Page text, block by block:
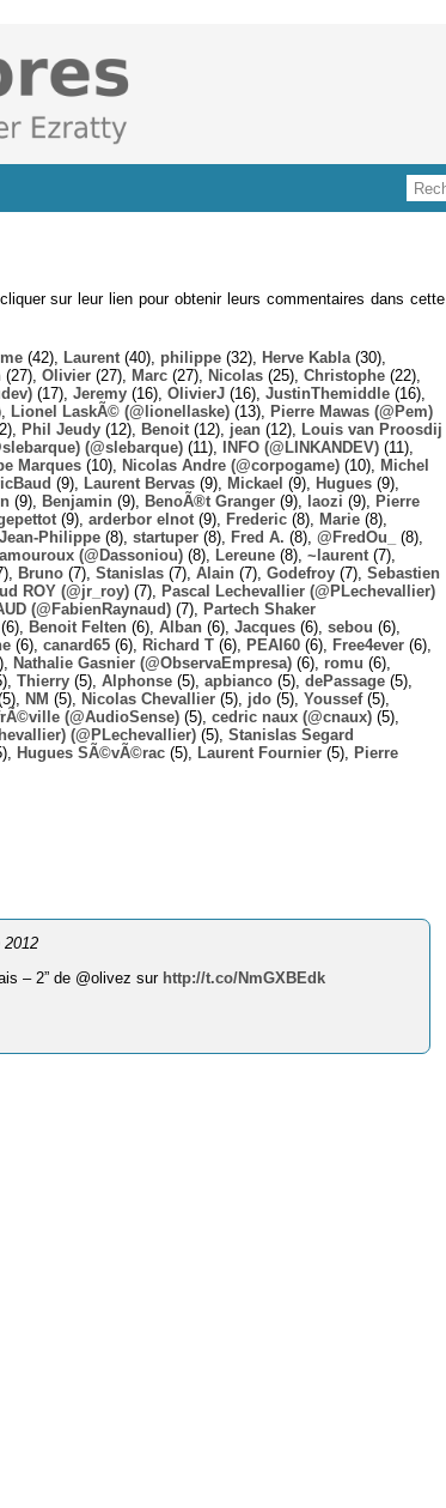
sur leur lien pour obtenir leurs commentaires dans cette
(42), Laurent (40), philippe (32), Herve Kabla (30),
(27), Olivier (27), Marc (27), Nicolas (25), Christophe (22),
(17), Jeremy (16), OlivierJ (16), JustinThemiddle (16),
Lionel LaskÃ© (@lionellaske) (13),
Pierre Mawas (@Pem)
Phil Jeudy (12), Benoit (12), jean (12),
Louis van Proosdij
(@slebarque) (11), INFO (@LINKANDEV) (11),
Marques (10), Nicolas Andre (@corpogame) (10),
Michel
(9), Laurent Bervas (9), Mickael (9), Hugues (9),
(9), Benjamin (9), BenoÃ®t Granger (9), laozi (9),
Pierre
(9), arderbor elnot (9), Frederic (8), Marie (8),
Jean-Philippe (8), startuper (8), Fred A. (8), @FredOu_
(8),
(@Dassoniou) (8), Lereune (8), ~laurent (7),
Bruno (7), Stanislas (7), Alain (7), Godefroy (7), Sebastien
ROY (@jr_roy) (7),
Pascal Lechevallier (@PLechevallier)
(@FabienRaynaud) (7),
Partech Shaker
(6), Benoit Felten (6), Alban (6), Jacques (6), sebou (6),
(6), canard65 (6), Richard T (6), PEAI60 (6), Free4ever (6),
Nathalie Gasnier (@ObservaEmpresa) (6), romu (6),
Thierry (5), Alphonse (5), apbianco (5), dePassage (5),
NM (5), Nicolas Chevallier (5), jdo (5), Youssef(5),
(@AudioSense) (5), cedric naux (@cnaux) (5),
(@PLechevallier) (5), Stanislas Segard
Hugues SÃ©vÃ©rac (5), Laurent Fournier (5),
Pierre
2012
– 2” de @olivez sur http://t.co/NmGXBEdk